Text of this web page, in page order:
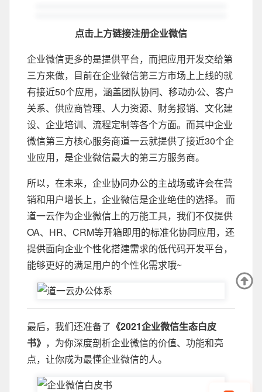
点击上方链接注册企业微信
企业微信更多的是提供平台，而把应用开发交给第
三方来做，目前在企业微信第三方市场上上线的就
有接近50个应用，涵盖团队协同、移动办公、客户
关系、供应商管理、人力资源、财务报销、文化建
设、企业培训、流程定制等各个方面。而其中企业
微信第三方核心服务商道一云就提供了接近30个企
业应用，是企业微信最大的第三方服务商。
所以，在未来，企业协同办公的主战场或许会在营
销和用户增长上，企业微信是企业绝佳的选择。 而
道一云作为企业微信上的万能工具，我们不仅提供
OA、HR、CRM等开箱即用的标准化协同应用，还
提供面向企业个性化搭建需求的低代码开发平台，
能够更好的满足用户的个性化需求哦~
最后，我们还准备了 《2021企业微信生态白皮
书》 ，为你深度剖析企业微信的价值、功能和亮
点，让你成为最懂企业微信的人。